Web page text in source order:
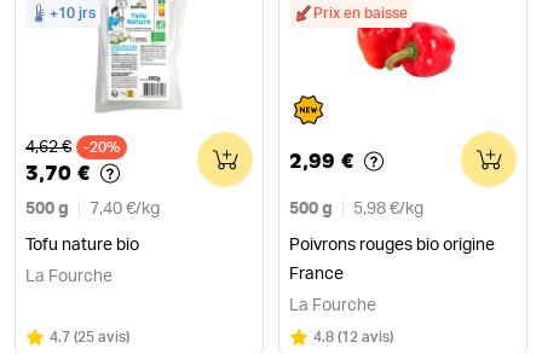
+10 jrs
Ancien prix
4,62 € -20%
3,70 €
500 g 7,40 €/ kg
Tofu nature bio
0
La Fourche
Note
4.7 sur 5
(25 avis)
Prix en baisse
2,99 €
500 g 5,98 €/ kg
Poivrons rouges bio origine
France
0
La Fourche
Note
4.8 sur 5
(12 avis)